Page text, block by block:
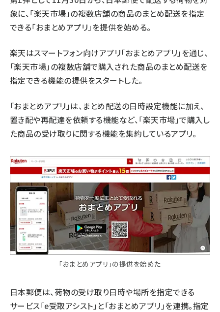
象に、「楽天市場」の複数店舗の商品のまとめ配送を指定
できる「おまとめアプリ」を提供を始める。
楽天はスマートフォン向けアプリ「おまとめアプリ」を通じ、
「楽天市場」の複数店舗で購入された商品のまとめ配送を
指定できる機能の提供をスタートした。
「おまとめアプリ」は、まとめ配送の日時設定機能に加え、
置き配や再配達を依頼する機能など、「楽天市場」で購入し
た商品の受け取りに関する機能を集約しているアプリ。
「おまとめアプリ」の提供を始めた
日本郵便は、荷物の受け取り日時や場所を指定できる
サービス「e受取アシスト」と「おまとめアプリ」を連携。指定